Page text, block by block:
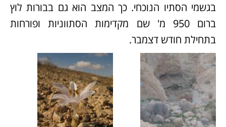
בגשמי הסתיו הנוכחי. כך המצב הוא גם בבורות לוץ
ברום 950 מ' שם מקדימות הסתווניות ופורחות
בתחילת חודש דצמבר.